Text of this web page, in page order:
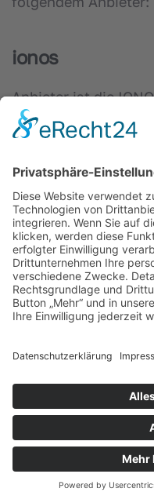
ionos
Anbieter ist die
56410 Montabaur
Sie unsere Website
Adressen. Details
https://
Die Verwendung
Grundlage von Art.
haben ein
Website. Sofern eine
Verarbeitung
Art. 6 Abs. 1 lit. a
TTDSG, soweit die
von Cookies oder
im Endgerät des